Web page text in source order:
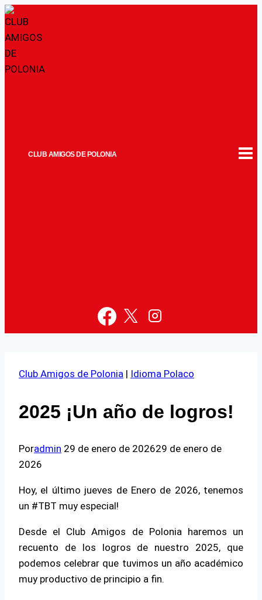
Saltar
al
contenido
CLUB AMIGOS DE POLONIA
Club Amigos de Polonia | Idioma Polaco
2025 ¡Un año de logros!
Poradmin 29 de enero de 202629 de enero de
2026
Hoy, el último jueves de Enero de 2026, tenemos
un #TBT muy especial!
Desde el Club Amigos de Polonia haremos un
recuento de los logros de nuestro 2025, que
podemos celebrar que tuvimos un año académico
muy productivo de principio a fin.